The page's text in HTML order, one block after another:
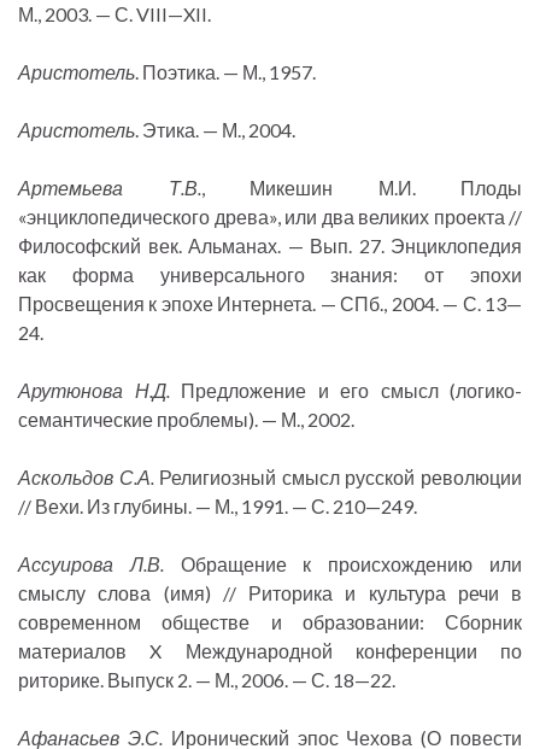
М., 2003. — С. VIII—XII.
Аристотель . Поэтика. — М., 1957.
Аристотель . Этика. — М., 2004.
Артемьева Т.В.
, Микешин М.И. Плоды
«энциклопедического древа», или два великих проекта //
Философский век. Альманах. — Вып. 27. Энциклопедия
как форма универсального знания: от эпохи
Просвещения к эпохе Интернета. — СПб., 2004. — С. 13—
24.
Арутюнова Н.Д.
Предложение и его смысл (логико-
семантические проблемы). — М., 2002.
Аскольдов С.А. Религиозный смысл русской революции
// Вехи. Из глубины. — М., 1991. — С. 210—249.
Ассуирова Л.В.
Обращение к происхождению или
смыслу слова (имя) // Риторика и культура речи в
современном обществе и образовании: Сборник
материалов X Международной конференции по
риторике. Выпуск 2. — М., 2006. — С. 18—22.
Афанасьев Э.С. Иронический эпос Чехова (О повести